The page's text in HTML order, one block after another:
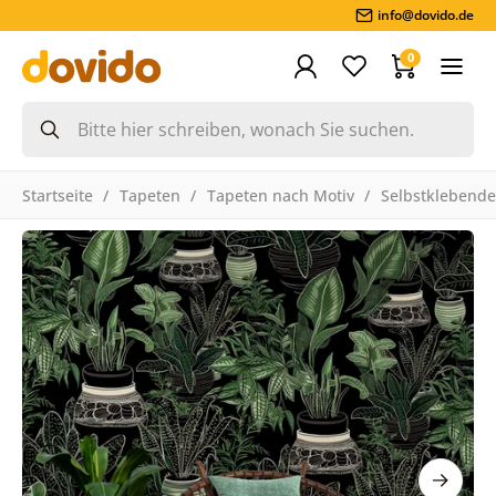
info@dovido.de
0
Startseite Tapeten Tapeten nach Motiv